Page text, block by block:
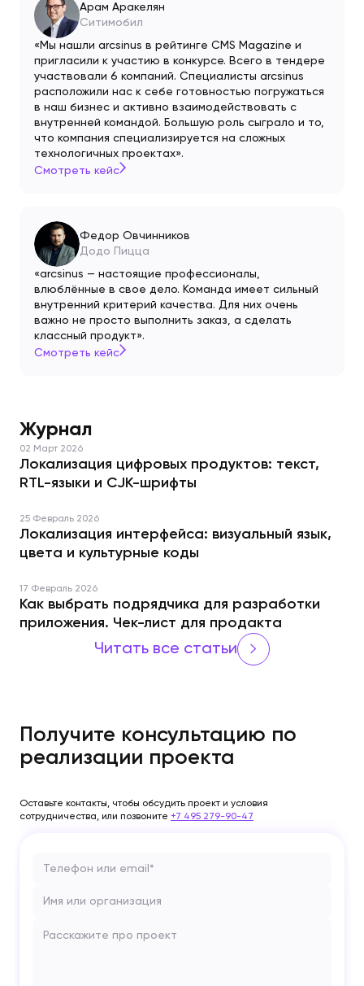
Арам Аракелян
Ситимобил
«Мы нашли arcsinus в рейтинге CMS Magazine и
пригласили к участию в конкурсе. Всего в тендере
участвовали 6 компаний. Специалисты arcsinus
расположили нас к себе готовностью погружаться
в наш бизнес и активно взаимодействовать с
внутренней командой. Большую роль сыграло и то,
что компания специализируется на сложных
технологичных проектах».
Смотреть кейс
Федор Овчинников
Додо Пицца
«arcsinus — настоящие профессионалы,
влюблённые в свое дело. Команда имеет сильный
внутренний критерий качества. Для них очень
важно не просто выполнить заказ, а сделать
классный продукт».
Смотреть кейс
Журнал
02 Март 2026
Локализация цифровых продуктов: текст,
RTL-языки и CJK-шрифты
25 Февраль 2026
Локализация интерфейса: визуальный язык,
цвета и культурные коды
17 Февраль 2026
Как выбрать подрядчика для разработки
приложения. Чек-лист для продакта
Читать все статьи
Получите консультацию по
реализации проекта
Оставьте контакты, чтобы обсудить проект и условия
сотрудничества, или позвоните +7 495 279-90-47
Телефон или email*
Имя или организация
Расскажите про проект